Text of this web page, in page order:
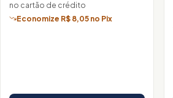
no cartão de crédito
Economize R$ 8,05 no Pix